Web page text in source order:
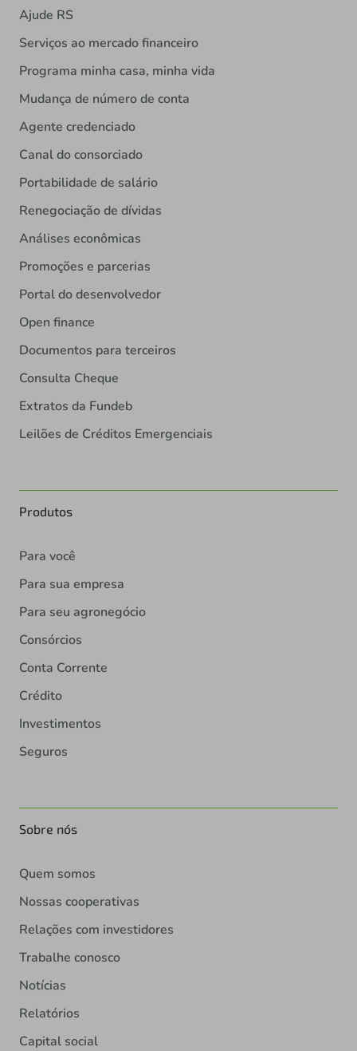
Ajude RS
Serviços ao mercado financeiro
Programa minha casa, minha vida
Mudança de número de conta
Agente credenciado
Canal do consorciado
Portabilidade de salário
Renegociação de dívidas
Análises econômicas
Promoções e parcerias
Portal do desenvolvedor
Open finance
Documentos para terceiros
Consulta Cheque
Extratos da Fundeb
Leilões de Créditos Emergenciais
Produtos
Para você
Para sua empresa
Para seu agronegócio
Consórcios
Conta Corrente
Crédito
Investimentos
Seguros
Sobre nós
Quem somos
Nossas cooperativas
Relações com investidores
Trabalhe conosco
Notícias
Relatórios
Capital social